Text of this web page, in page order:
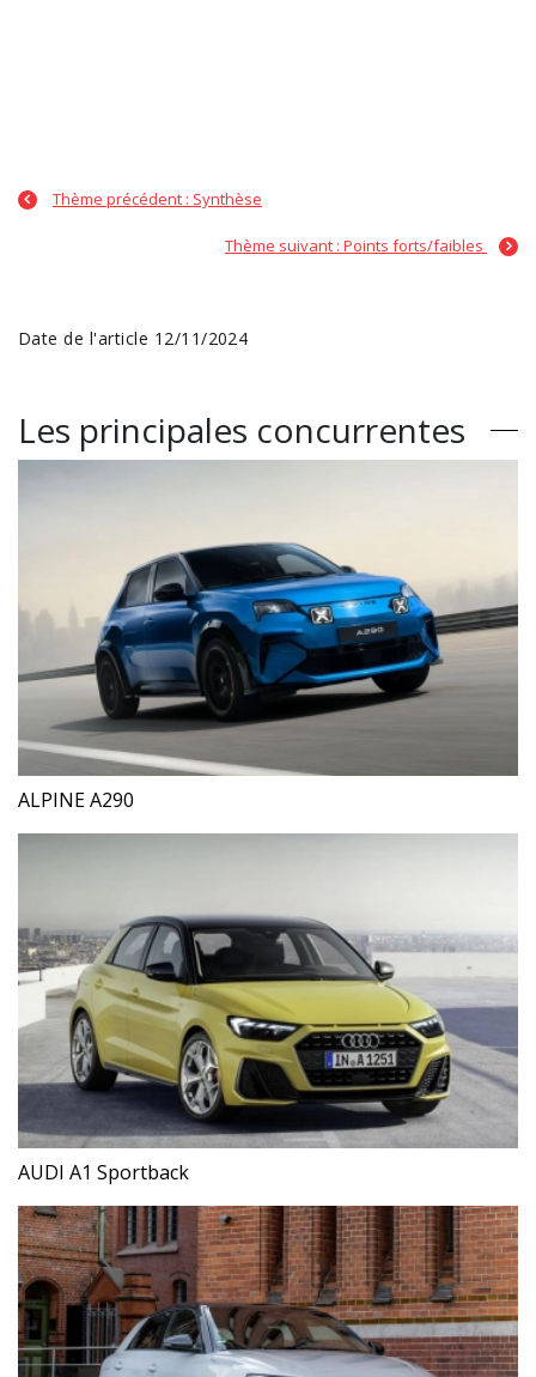
Thème précédent : Synthèse
Thème suivant : Points forts/faibles
Date de l'article 12/11/2024
Les principales concurrentes
ALPINE A290
AUDI A1 Sportback